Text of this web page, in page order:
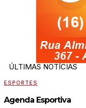
ÚLTIMAS NOTÍCIAS
ESPORTES
Agenda Esportiva